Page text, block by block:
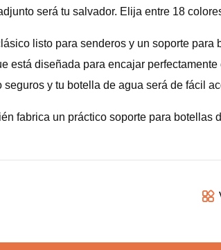
será tu salvador. Elija entre 18
listo para senderos y un soporte
está diseñada para encajar
y tu botella de agua será de fácil
fabrica un práctico soporte para